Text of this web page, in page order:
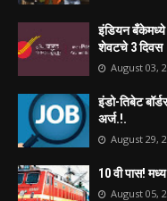
इंडियन बँकेमध्ये
शेवटचे 3 दिवस
August 03,
इंडो-तिबेट
अर्ज.!.
August 29,
10 वी पास!
August 05,